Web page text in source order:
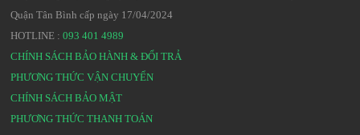
Quận Tân Bình cấp ngày 17/04/2024
HOTLINE : 093 401 4989
CHÍNH SÁCH BẢO HÀNH & ĐỔI TRẢ
PHƯƠNG THỨC VẬN CHUYỂN
CHÍNH SÁCH BẢO MẬT
PHƯƠNG THỨC THANH TOÁN